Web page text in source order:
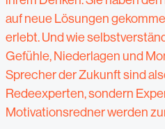
auf neue Lösungen
erlebt. Und wie
Gefühle, Niederlagen und
Sprecher der Zukunft sind
Redeexperten, sondern
Motivationsredner werden